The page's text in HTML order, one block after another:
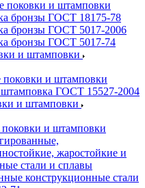
поковки и штамповки
бронзы ГОСТ 18175-78
бронзы ГОСТ 5017-2006
бронзы ГОСТ 5017-74
и штамповки
и штамповки
ГОСТ 15527-2004
и штамповки
и штамповки
жаростойкие и
стали и сплавы
конструкционные стали